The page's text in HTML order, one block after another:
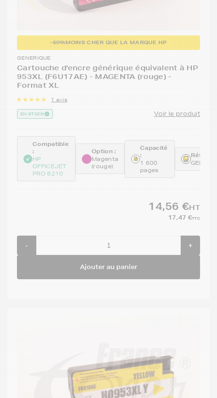
-60%MOINS CHER QUE LA MARQUE HP
GENERIQUE
Cartouche d'encre générique équivalent à HP
953XL (F6U17AE) - MAGENTA (rouge) -
Format XL
1 avis
EN STOCK Voir le produit
Compatible
:
HP
OFFICEJET
PRO 8210
Option :
Magenta
(rouge)
Capacité
:
1 600
pages
14,56 €HT
17,47 €TTC
- +
Ajouter au panier